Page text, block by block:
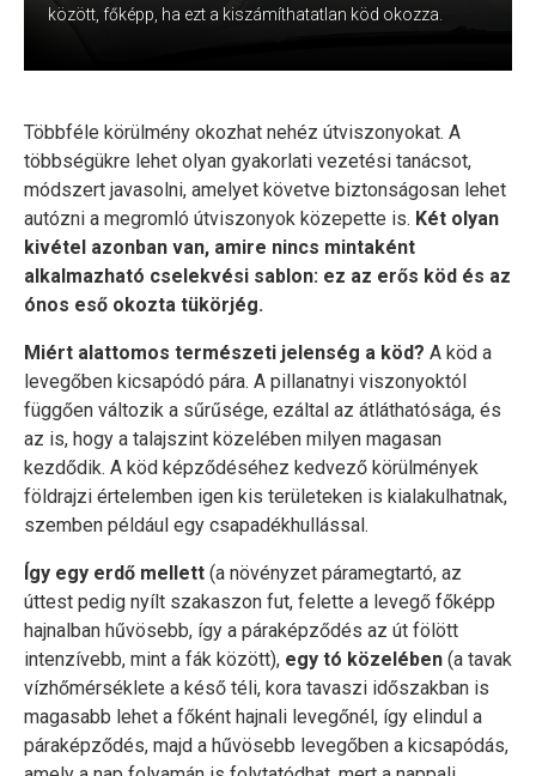
között, főképp, ha ezt a kiszámíthatatlan köd okozza.
Többféle körülmény okozhat nehéz útviszonyokat. A
többségükre lehet olyan gyakorlati vezetési tanácsot,
módszert javasolni, amelyet követve biztonságosan lehet
autózni a megromló útviszonyok közepette is. Két olyan
kivétel azonban van, amire nincs mintaként
alkalmazható cselekvési sablon: ez az erős köd és az
ónos eső okozta tükörjég.
Miért alattomos természeti jelenség a köd? A köd a
levegőben kicsapódó pára. A pillanatnyi viszonyoktól
függően változik a sűrűsége, ezáltal az átláthatósága, és
az is, hogy a talajszint közelében milyen magasan
kezdődik. A köd képződéséhez kedvező körülmények
földrajzi értelemben igen kis területeken is kialakulhatnak,
szemben például egy csapadékhullással.
Így egy erdő mellett (a növényzet páramegtartó, az
úttest pedig nyílt szakaszon fut, felette a levegő főképp
hajnalban hűvösebb, így a páraképződés az út fölött
intenzívebb, mint a fák között), egy tó közelében (a tavak
vízhőmérséklete a késő téli, kora tavaszi időszakban is
magasabb lehet a főként hajnali levegőnél, így elindul a
páraképződés, majd a hűvösebb levegőben a kicsapódás,